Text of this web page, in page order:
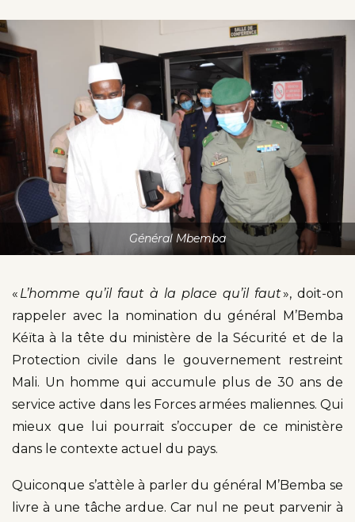
Général Mbemba
« L’homme qu’il faut à la place qu’il faut», doit-on
rappeler avec la nomination du général M’Bemba
Kéïta à la tête du ministère de la Sécurité et de la
Protection civile dans le gouvernement restreint
Mali. Un homme qui accumule plus de 30 ans de
service active dans les Forces armées maliennes. Qui
mieux que lui pourrait s’occuper de ce ministère
dans le contexte actuel du pays.
Quiconque s’attèle à parler du général M’Bemba se
livre à une tâche ardue. Car nul ne peut parvenir à